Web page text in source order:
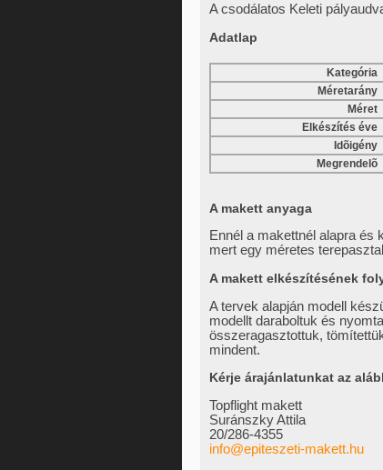
A csodálatos Keleti
Adatlap
Kategória
Méretarány
Méret
Elkészítés éve
Idõigény
Megrendelõ
A makett anyaga
Ennél a makettnél alapra és
mert egy méretes
A makett elkészítésének
A tervek alapján modell
modellt daraboltuk és
összeragasztottuk,
mindent.
Kérje árajánlatunkat az
Topflight makett
Suránszky Attila
20/286-4355
info@epiteszeti-makett.hu